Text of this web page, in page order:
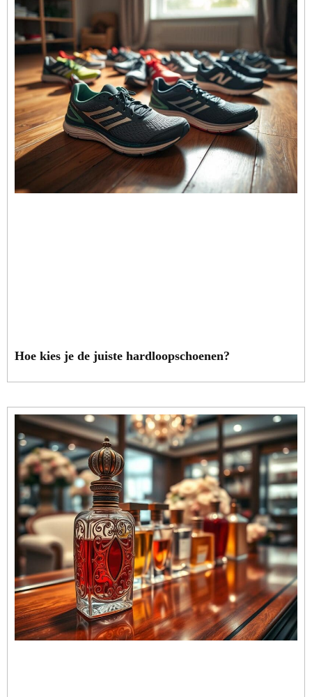
Hoe kies je de juiste hardloopschoenen?